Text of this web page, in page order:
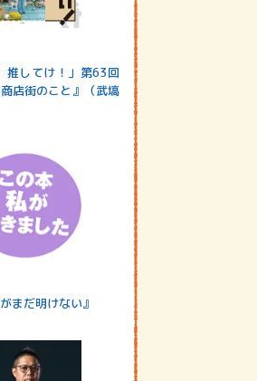
推してけ！」第63回
店街のこと』（武塙
まだ明けない』